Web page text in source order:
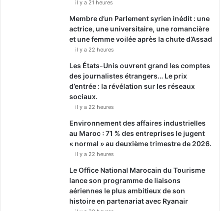
il y a 21 heures
Membre d’un Parlement syrien inédit : une
actrice, une universitaire, une romancière
et une femme voilée après la chute d’Assad
il y a 22 heures
Les États-Unis ouvrent grand les comptes
des journalistes étrangers… Le prix
d’entrée : la révélation sur les réseaux
sociaux.
il y a 22 heures
Environnement des affaires industrielles
au Maroc : 71 % des entreprises le jugent
« normal » au deuxième trimestre de 2026.
il y a 22 heures
Le Office National Marocain du Tourisme
lance son programme de liaisons
aériennes le plus ambitieux de son
histoire en partenariat avec Ryanair